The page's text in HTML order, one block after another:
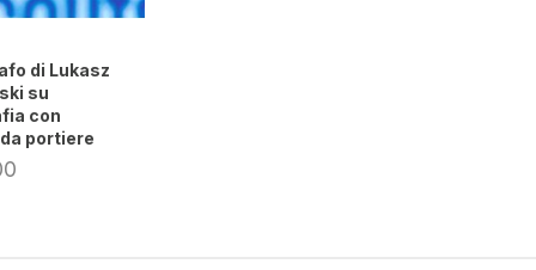
di Lukasz
su
con
portiere